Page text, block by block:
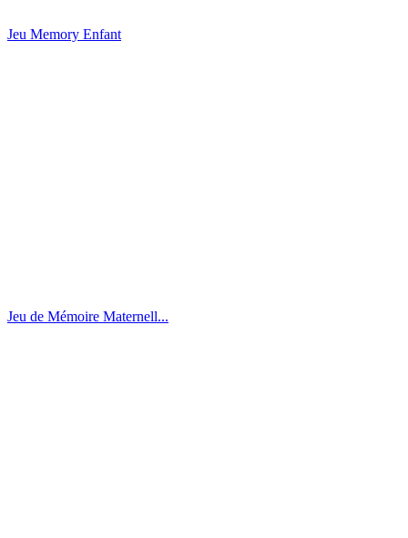
Jeu Memory Enfant
Jeu de Mémoire Maternell...